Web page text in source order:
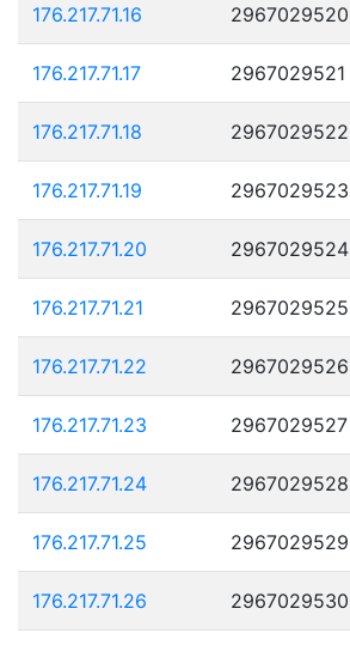
176.217.71.16 2967029520
176.217.71.17 2967029521
176.217.71.18 2967029522
176.217.71.19 2967029523
176.217.71.20 2967029524
176.217.71.21 2967029525
176.217.71.22 2967029526
176.217.71.23 2967029527
176.217.71.24 2967029528
176.217.71.25 2967029529
176.217.71.26 2967029530